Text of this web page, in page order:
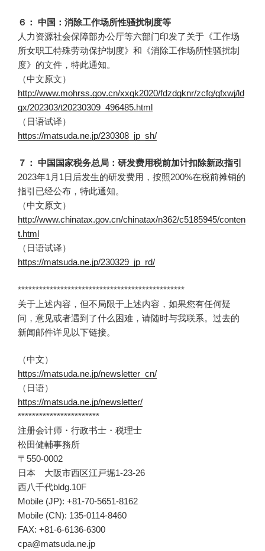
６： 中国：消除工作场所性骚扰制度等
人力资源社会保障部办公厅等六部门印发了关于《工作场
所女职工特殊劳动保护制度》和《消除工作场所性骚扰制
度》的文件，特此通知。
（中文原文）
http://www.mohrss.gov.cn/xxgk2020/fdzdgknr/zcfg/gfxwj/ld
gx/202303/t20230309_496485.html
（日语试译）
https://matsuda.ne.jp/230308_jp_sh/
７： 中国国家税务总局：研发费用税前加计扣除新政指引
2023年1月1日后发生的研发费用，按照200%在税前摊销的
指引已经公布，特此通知。
（中文原文）
http://www.chinatax.gov.cn/chinatax/n362/c5185945/conten
t.html
（日语试译）
https://matsuda.ne.jp/230329_jp_rd/
***********************************************
关于上述内容，但不局限于上述内容，如果您有任何疑
问，意见或者遇到了什么困难，请随时与我联系。过去的
新闻邮件详见以下链接。
（中文）
https://matsuda.ne.jp/newsletter_cn/
（日语）
https://matsuda.ne.jp/newsletter/
***********************
注册会计师・行政书士・税理士
松田健輔事務所
〒550-0002
日本 大阪市西区江戸堀1-23-26
西八千代bldg.10F
Mobile (JP): +81-70-5651-8162
Mobile (CN): 135-0114-8460
FAX: +81-6-6136-6300
cpa@matsuda.ne.jp